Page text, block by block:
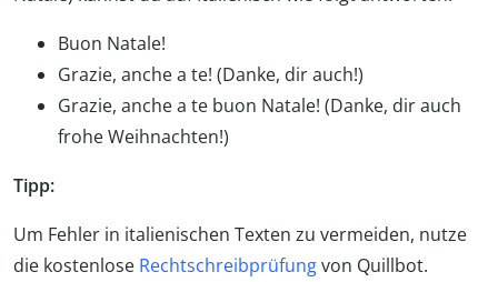
Buon Natale!
Grazie, anche a te! (Danke, dir auch!)
Grazie, anche a te buon Natale! (Danke, dir auch
frohe Weihnachten!)
Tipp:
Um Fehler in italienischen Texten zu vermeiden, nutze
die kostenlose Rechtschreibprüfungvon Quillbot.